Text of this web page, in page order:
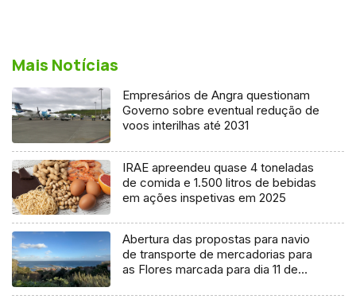
Mais Notícias
Empresários de Angra questionam
Governo sobre eventual redução de
voos interilhas até 2031
IRAE apreendeu quase 4 toneladas
de comida e 1.500 litros de bebidas
em ações inspetivas em 2025
Abertura das propostas para navio
de transporte de mercadorias para
as Flores marcada para dia 11 de